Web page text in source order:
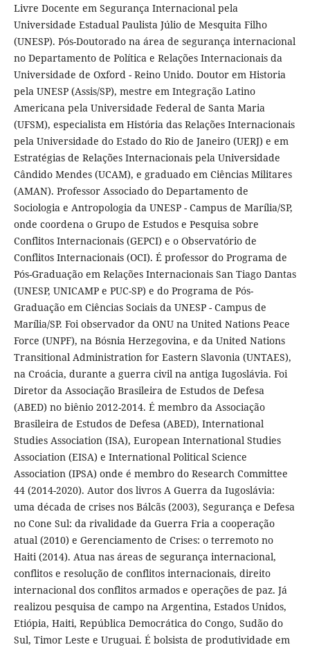
Livre Docente em Segurança Internacional pela
Universidade Estadual Paulista Júlio de Mesquita Filho
(UNESP). Pós-Doutorado na área de segurança internacional
no Departamento de Política e Relações Internacionais da
Universidade de Oxford - Reino Unido. Doutor em Historia
pela UNESP (Assis/SP), mestre em Integração Latino
Americana pela Universidade Federal de Santa Maria
(UFSM), especialista em História das Relações Internacionais
pela Universidade do Estado do Rio de Janeiro (UERJ) e em
Estratégias de Relações Internacionais pela Universidade
Cândido Mendes (UCAM), e graduado em Ciências Militares
(AMAN). Professor Associado do Departamento de
Sociologia e Antropologia da UNESP - Campus de Marília/SP,
onde coordena o Grupo de Estudos e Pesquisa sobre
Conflitos Internacionais (GEPCI) e o Observatório de
Conflitos Internacionais (OCI). É professor do Programa de
Pós-Graduação em Relações Internacionais San Tiago Dantas
(UNESP, UNICAMP e PUC-SP) e do Programa de Pós-
Graduação em Ciências Sociais da UNESP - Campus de
Marília/SP. Foi observador da ONU na United Nations Peace
Force (UNPF), na Bósnia Herzegovina, e da United Nations
Transitional Administration for Eastern Slavonia (UNTAES),
na Croácia, durante a guerra civil na antiga Iugoslávia. Foi
Diretor da Associação Brasileira de Estudos de Defesa
(ABED) no biênio 2012-2014. É membro da Associação
Brasileira de Estudos de Defesa (ABED), International
Studies Association (ISA), European International Studies
Association (EISA) e International Political Science
Association (IPSA) onde é membro do Research Committee
44 (2014-2020). Autor dos livros A Guerra da Iugoslávia:
uma década de crises nos Bálcãs (2003), Segurança e Defesa
no Cone Sul: da rivalidade da Guerra Fria a cooperação
atual (2010) e Gerenciamento de Crises: o terremoto no
Haiti (2014). Atua nas áreas de segurança internacional,
conflitos e resolução de conflitos internacionais, direito
internacional dos conflitos armados e operações de paz. Já
realizou pesquisa de campo na Argentina, Estados Unidos,
Etiópia, Haiti, República Democrática do Congo, Sudão do
Sul, Timor Leste e Uruguai. É bolsista de produtividade em